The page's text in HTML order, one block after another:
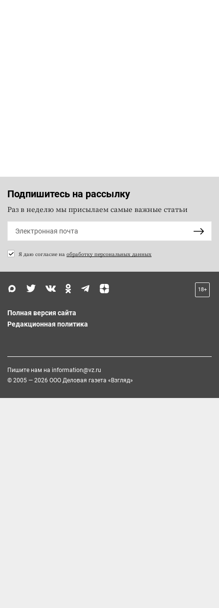
Подпишитесь на рассылку
Раз в неделю мы присылаем самые важные статьи
Я даю согласие на обработку персональных данных
18+
Полная версия сайта
Редакционная политика
Пишите нам на information@vz.ru
© 2005 — 2026 ООО Деловая газета «Взгляд»